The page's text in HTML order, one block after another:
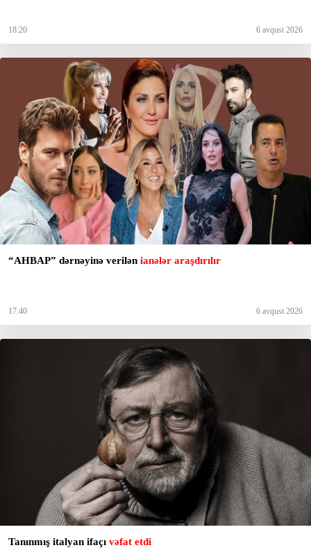
18:20 6 avqust 2026
“AHBAP” dərnəyinə verilən ianələr araşdırılır
17:40 6 avqust 2026
Tanınmış italyan ifaçı vəfat etdi